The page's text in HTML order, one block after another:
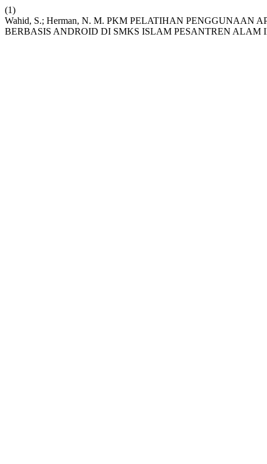
(1)
Wahid, S.; Herman, N. M. PKM PELATIHAN
BERBASIS ANDROID DI SMKS ISLAM PESANTREN ALAM